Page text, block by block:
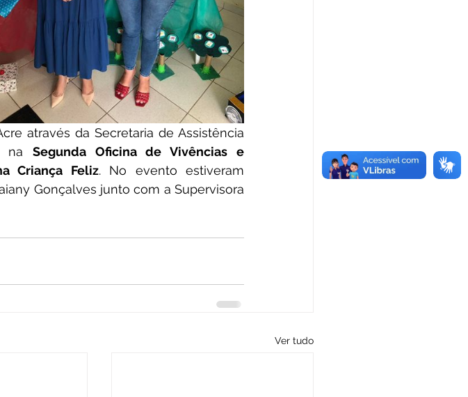
através da Secretaria de Assistência
na Segunda Oficina de Vivências e
Criança Feliz. No evento estiveram
Gonçalves junto com a Supervisora
Ver tudo